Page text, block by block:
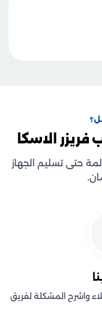
الاسكا
حتى تسليم الجهاز
واشرح المشكلة لفريق